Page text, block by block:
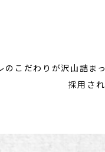
のこだわりが沢山詰ま
採用さ